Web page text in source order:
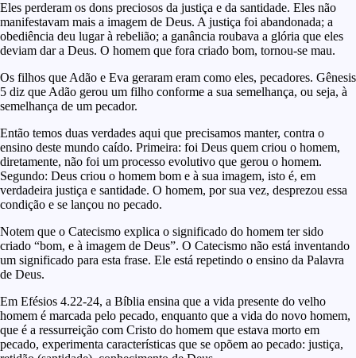
Eles perderam os dons preciosos da justiça e da santidade. Eles não
manifestavam mais a imagem de Deus. A justiça foi abandonada; a
obediência deu lugar à rebelião; a ganância roubava a glória que eles
deviam dar a Deus. O homem que fora criado bom, tornou-se mau.
Os filhos que Adão e Eva geraram eram como eles, pecadores. Gênesis
5 diz que Adão gerou um filho conforme a sua semelhança, ou seja, à
semelhança de um pecador.
Então temos duas verdades aqui que precisamos manter, contra o
ensino deste mundo caído. Primeira: foi Deus quem criou o homem,
diretamente, não foi um processo evolutivo que gerou o homem.
Segundo: Deus criou o homem bom e à sua imagem, isto é, em
verdadeira justiça e santidade. O homem, por sua vez, desprezou essa
condição e se lançou no pecado.
Notem que o Catecismo explica o significado do homem ter sido
criado “bom, e à imagem de Deus”. O Catecismo não está inventando
um significado para esta frase. Ele está repetindo o ensino da Palavra
de Deus.
Em Efésios 4.22-24, a Bíblia ensina que a vida presente do velho
homem é marcada pelo pecado, enquanto que a vida do novo homem,
que é a ressurreição com Cristo do homem que estava morto em
pecado, experimenta características que se opõem ao pecado: justiça,